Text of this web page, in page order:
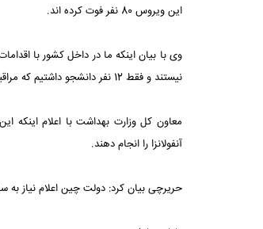
این ویروس 80 نفر فوت کرده اند.
وی با بیان اینکه ما در داخل کشور با
نیستند و فقط 12 نفر دانشجو داشتیم که مراقبت کردیم و جای هیچ نگرانی نیست.
معاون کل وزارت بهداشت با اعلام اینکه
آنفولانزا را انجام دهند.
حریرچی بیان کرد: دولت چین اعلام نیاز به